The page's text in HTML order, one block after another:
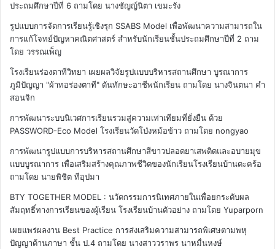
ประถมศึกษาปีที่ 6 ถามโดย นางชัญญ์นิตา เขมะรัง
รูปแบบการจัดการเรียนรู้เชิงรุก SSABS Model เพื่อพัฒนาความสามารถใน
การแก้โจทย์ปัญหาคณิตศาสตร์ สำหรับนักเรียนชั้นประถมศึกษาปีที่ 2 ถาม
โดย วรรณเพ็ญ
โรงเรียนร่องตาทีวิทยา เผยผลวิจัยรูปแบบบริหารสถานศึกษา บูรณาการ
ภูมิปัญญา "ผ้าทอร่องตาที" ดันทักษะอาชีพนักเรียน ถามโดย นางจินตนา คำ
สอนจิก
การพัฒนาระบบนิเวศการเรียนรวมสู่ความเท่าเทียมที่ยั่งยืน ด้วย
PASSWORD-Eco Model โรงเรียนวัดโป่งหม้อข้าว ถามโดย nongyao
การพัฒนารูปแบบการบริหารสถานศึกษาสีขาวปลอดยาเสพติดและอบายมุข
แบบบูรณาการ เพื่อเสริมสร้างคุณภาพชีวิตของนักเรียนโรงเรียนบ้านตะคร้อ
ถามโดย นายพิชิต ทีอุปมา
BTY TOGETHER MODEL : นวัตกรรมการนิเทศภายในเพื่อยกระดับผล
สัมฤทธิ์ทางการเรียนของผู้เรียน โรงเรียนบ้านตัวอย่าง ถามโดย Yuparporn
เผยแพร่ผลงาน Best Practice การส่งเสริมความสามารถพิเศษตามพหุ
ปัญญาด้านภาษา ชั้น ป.4 ถามโดย นางสาววราพร นาหมื่นหงษ์